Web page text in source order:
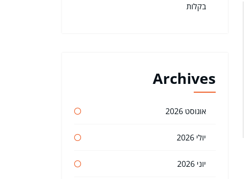
בקלות
Archives
אוגוסט 2026
יולי 2026
יוני 2026